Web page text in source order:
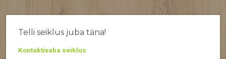
Telli seiklus juba täna!
Kontaktivaba seiklus